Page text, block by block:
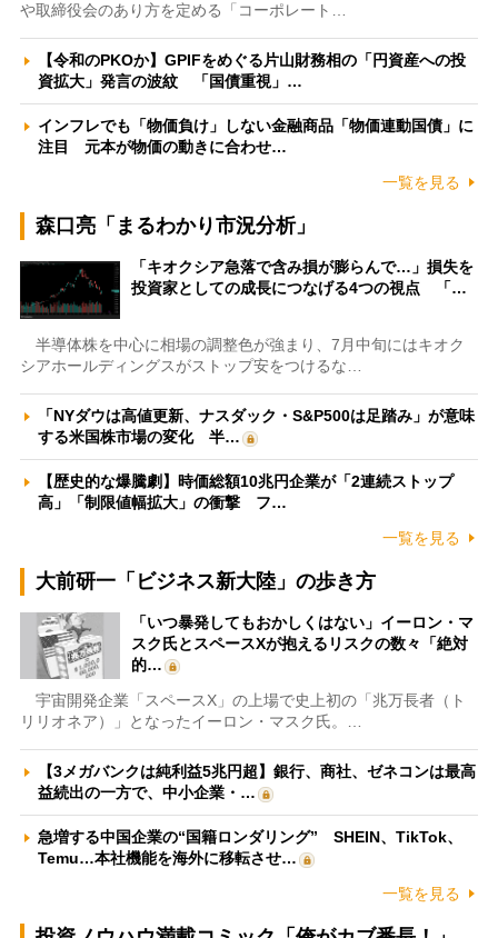
や取締役会のあり方を定める「コーポレート…
【令和のPKOか】GPIFをめぐる片山財務相の「円資産への投
資拡大」発言の波紋 「国債重視」…
インフレでも「物価負け」しない金融商品「物価連動国債」に
注目 元本が物価の動きに合わせ…
一覧を見る
森口亮「まるわかり市況分析」
「キオクシア急落で含み損が膨らんで…」損失を
投資家としての成長につなげる4つの視点 「…
半導体株を中心に相場の調整色が強まり、7月中旬にはキオク
シアホールディングスがストップ安をつけるな…
「NYダウは高値更新、ナスダック・S&P500は足踏み」が意味
する米国株市場の変化 半…
【歴史的な爆騰劇】時価総額10兆円企業が「2連続ストップ
高」「制限値幅拡大」の衝撃 フ…
一覧を見る
大前研一「ビジネス新大陸」の歩き方
「いつ暴発してもおかしくはない」イーロン・マ
スク氏とスペースXが抱えるリスクの数々「絶対
的…
宇宙開発企業「スペースX」の上場で史上初の「兆万長者（ト
リリオネア）」となったイーロン・マスク氏。…
【3メガバンクは純利益5兆円超】銀行、商社、ゼネコンは最高
益続出の一方で、中小企業・…
急増する中国企業の“国籍ロンダリング” SHEIN、TikTok、
Temu…本社機能を海外に移転させ…
一覧を見る